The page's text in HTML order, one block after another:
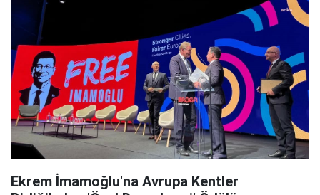
Ekrem İmamoğlu'na Avrupa Kentler